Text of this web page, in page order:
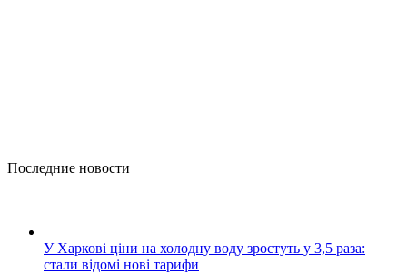
Последние новости
У Харкові ціни на холодну воду зростуть у 3,5 раза:
стали відомі нові тарифи